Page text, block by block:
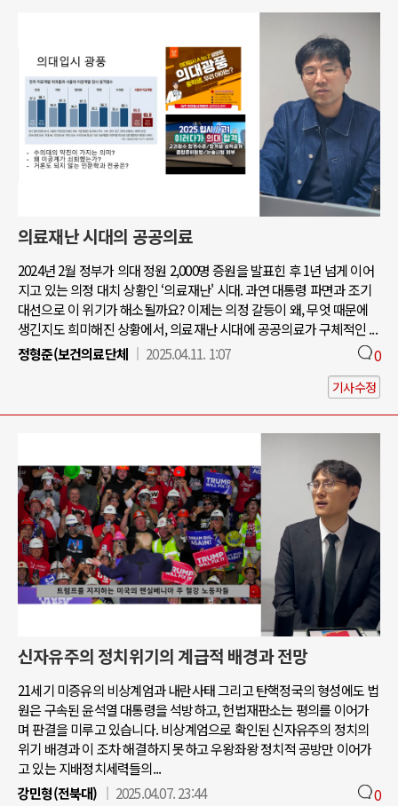
의료재난 시대의 공공의료
2024년 2월 정부가 의대 정원 2,000명 증원을 발표힌 후 1년 넘게 이어
지고 있는 의정 대치 상황인 ‘의료재난' 시대. 과연 대통령 파면과 조기
대선으로 이 위기가 해소될까요? 이제는 의정 갈등이 왜, 무엇 때문에
생긴지도 희미해진 상황에서, 의료재난 시대에 공공의료가 구체적인 ...
정형준(보건의료단체
2025.04.11. 1:07 0
기사수정
신자유주의 정치위기의 계급적 배경과 전망
21세기 미증유의 비상계엄과 내란사태 그리고 탄핵정국의 형성에도 법
원은 구속된 윤석열 대통령을 석방하고, 헌법재판소는 평의를 이어가
며 판결을 미루고 있습니다. 비상계엄으로 확인된 신자유주의 정치의
위기 배경과 이 조차 해결하지 못하고 우왕좌왕 정치적 공방만 이어가
고 있는 지배정치세력들의...
강민형(전북대)
2025.04.07. 23:44 0